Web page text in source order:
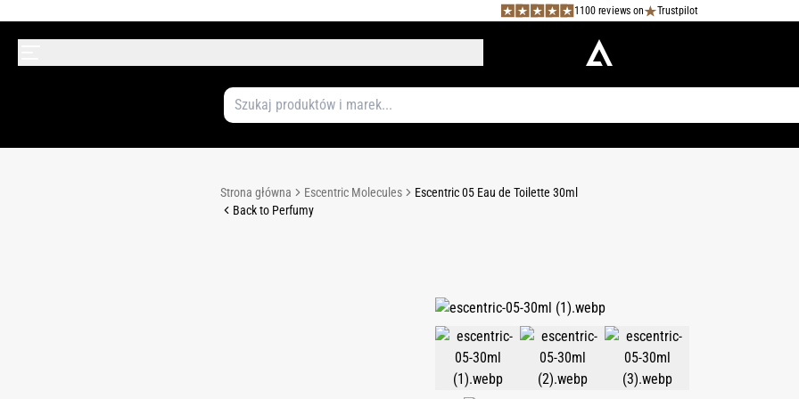
1100 reviews on Trustpilot
Strona główna Escentric Molecules
Escentric 05 Eau de Toilette 30ml
Back to Perfumy